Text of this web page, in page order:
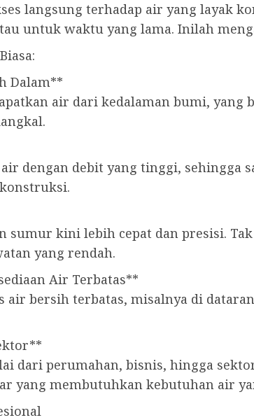
langsung terhadap air yang layak
untuk waktu yang lama. Inilah
Dalam**
air dari kedalaman bumi,
dengan debit yang tinggi, sehingga
sumur kini lebih cepat dan presisi.
yang rendah.
Air Terbatas**
air bersih terbatas, misalnya di
dari perumahan, bisnis, hingga
yang membutuhkan kebutuhan air